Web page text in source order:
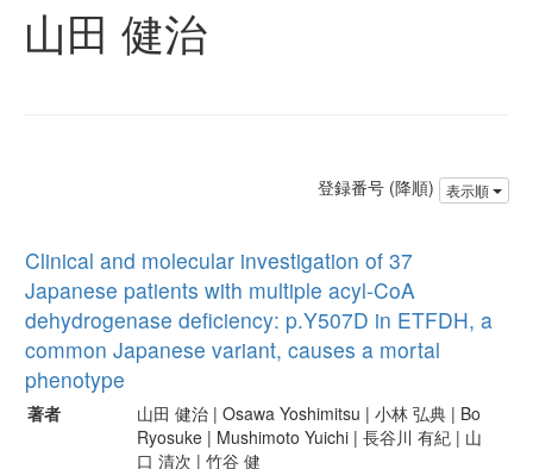
山田 健治
登録番号 (降順) 表示順
Clinical and molecular investigation of 37
Japanese patients with multiple acyl-CoA
dehydrogenase deficiency: p.Y507D in ETFDH, a
common Japanese variant, causes a mortal
phenotype
著者
山田 健治 | Osawa Yoshimitsu | 小林 弘典 | Bo
Ryosuke | Mushimoto Yuichi | 長谷川 有紀 | 山
口 清次 | 竹谷 健